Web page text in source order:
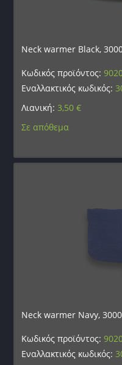
Neck warmer Black,
Κωδικός προϊόντος:
Εναλλακτικός κωδικός:
Λιανική: 3,50€
Σε απόθεμα
Neck warmer Navy,
Κωδικός προϊόντος:
Εναλλακτικός κωδικός: